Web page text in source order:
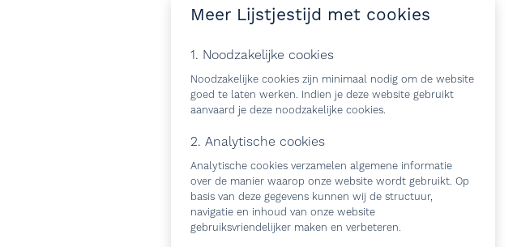
Meer Lijstjestijd met cookies
1. Noodzakelijke cookies
Noodzakelijke cookies zijn minimaal nodig om de website
goed te laten werken. Indien je deze website gebruikt
aanvaard je deze noodzakelijke cookies.
2. Analytische cookies
Analytische cookies verzamelen algemene informatie
over de manier waarop onze website wordt gebruikt. Op
basis van deze gegevens kunnen wij de structuur,
navigatie en inhoud van onze website
gebruiksvriendelijker maken en verbeteren.